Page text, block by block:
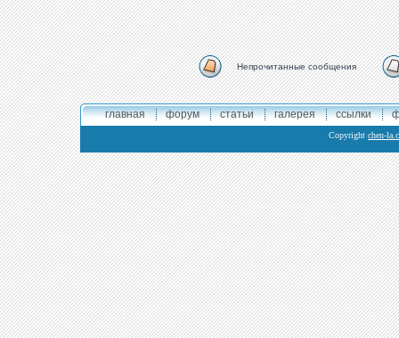
Непрочитанные сообщения
главная форум статьи галерея ссылки
Copyright chen-